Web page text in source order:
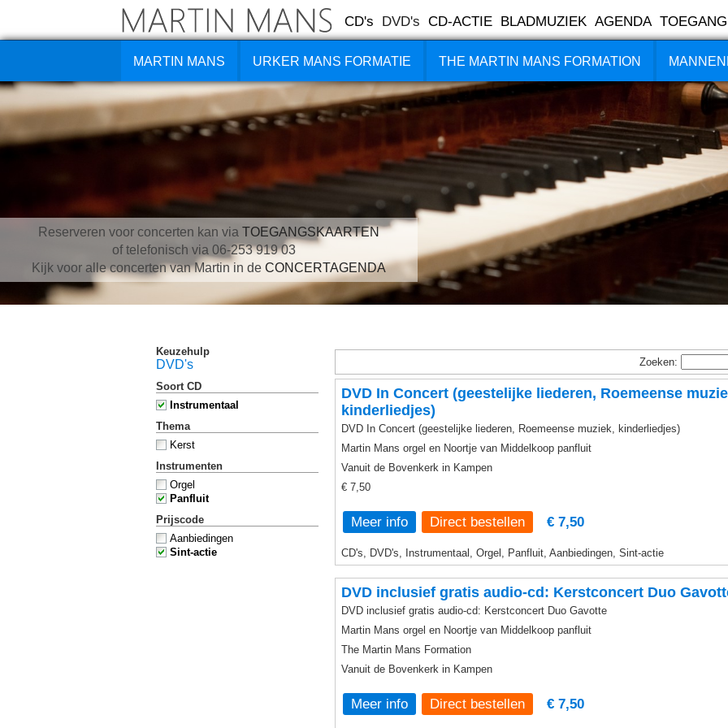
CD's DVD's CD-ACTIE BLADMUZIEK AGENDA
MARTIN MANS URKER MANS FORMATIE THE MARTIN MANS FORMATION
Reserveren voor concerten kan via TOEGANGSKAARTEN
of telefonisch via 06-253 919 03
Kijk voor alle concerten van Martin in de CONCERTAGENDA
Keuzehulp
DVD's
Soort CD
Instrumentaal
Thema
Kerst
Instrumenten
Orgel
Panfluit
Prijscode
Aanbiedingen
Sint-actie
Zoeken:
DVD In Concert (geestelijke liederen, Roemeense
kinderliedjes)
DVD In Concert (geestelijke liederen, Roemeense muziek, kinderliedjes)
Martin Mans orgel en Noortje van Middelkoop panfluit
Vanuit de Bovenkerk in Kampen
€ 7,50
Meer info € 7,50
CD's, DVD's, Instrumentaal, Orgel, Panfluit, Aanbiedingen, Sint-actie
DVD inclusief gratis audio-cd: Kerstconcert Duo
DVD inclusief gratis audio-cd: Kerstconcert Duo Gavotte
Martin Mans orgel en Noortje van Middelkoop panfluit
The Martin Mans Formation
Vanuit de Bovenkerk in Kampen
Meer info € 7,50